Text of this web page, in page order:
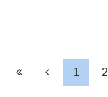
1 2